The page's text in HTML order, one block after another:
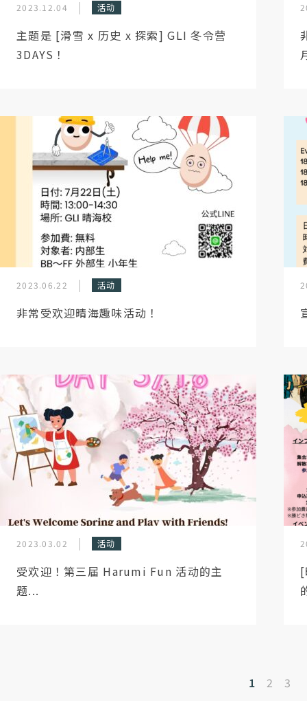
2023.12.04 活动
主题是 [滑雪 x 历史 x 探索] GLI 冬令营
3DAYS！
2023.06.22 活动
非常受欢迎晴海趣味活动！
2023.03.02 活动
受欢迎！第三届 Harumi Fun 活动的主
题...
1 2 3